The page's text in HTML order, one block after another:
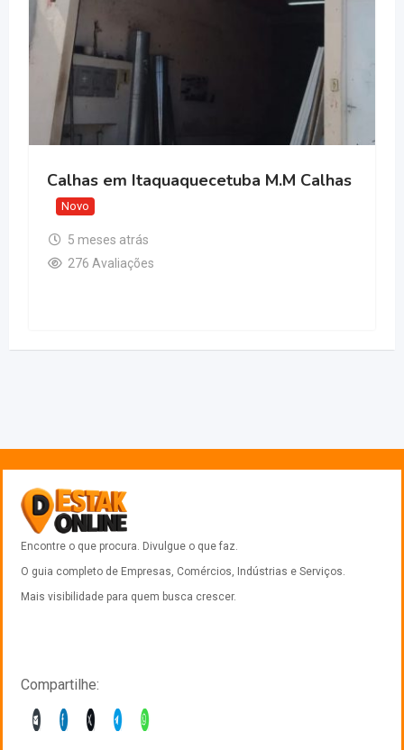
Calhas em Itaquaquecetuba M.M Calhas
Novo
5 meses atrás
276 Avaliações
Encontre o que procura. Divulgue o que faz.
O guia completo de Empresas, Comércios, Indústrias e Serviços.
Mais visibilidade para quem busca crescer.
Compartilhe: